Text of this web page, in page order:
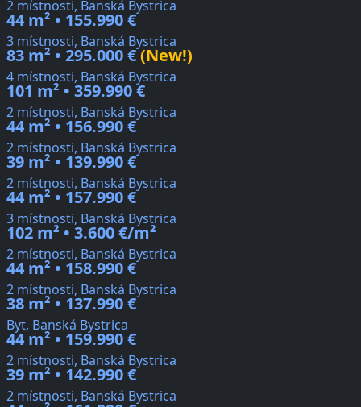
2 místnosti, Banská Bystrica
44 m² • 155.990 €
3 místnosti, Banská Bystrica
83 m² • 295.000 €(New!)
4 místnosti, Banská Bystrica
101 m² • 359.990 €
2 místnosti, Banská Bystrica
44 m² • 156.990 €
2 místnosti, Banská Bystrica
39 m² • 139.990 €
2 místnosti, Banská Bystrica
44 m² • 157.990 €
3 místnosti, Banská Bystrica
102 m² • 3.600 €/m²
2 místnosti, Banská Bystrica
44 m² • 158.990 €
2 místnosti, Banská Bystrica
38 m² • 137.990 €
Byt, Banská Bystrica
44 m² • 159.990 €
2 místnosti, Banská Bystrica
39 m² • 142.990 €
2 místnosti, Banská Bystrica